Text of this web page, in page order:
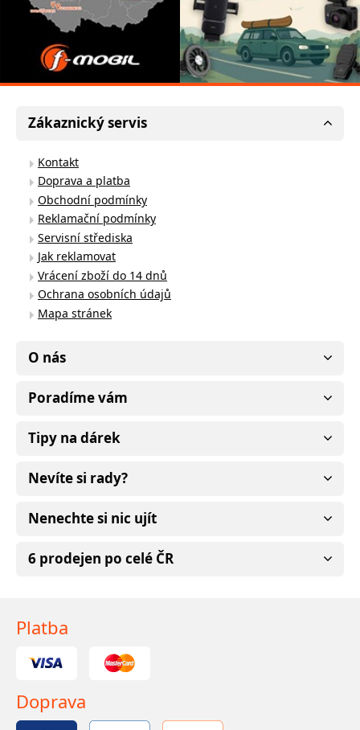
Zákaznický servis
Kontakt
Doprava a platba
Obchodní podmínky
Reklamační podmínky
Servisní střediska
Jak reklamovat
Vrácení zboží do 14 dnů
Ochrana osobních údajů
Mapa stránek
O nás
Poradíme vám
Tipy na dárek
Nevíte si rady?
Nenechte si nic ujít
6 prodejen po celé ČR
Platba
Doprava